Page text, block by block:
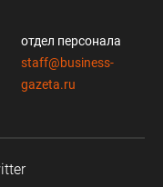
отдел персонала
staff@business-
gazeta.ru